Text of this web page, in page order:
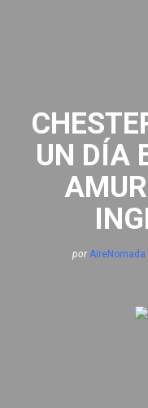
UN DÍA
por AireNomada